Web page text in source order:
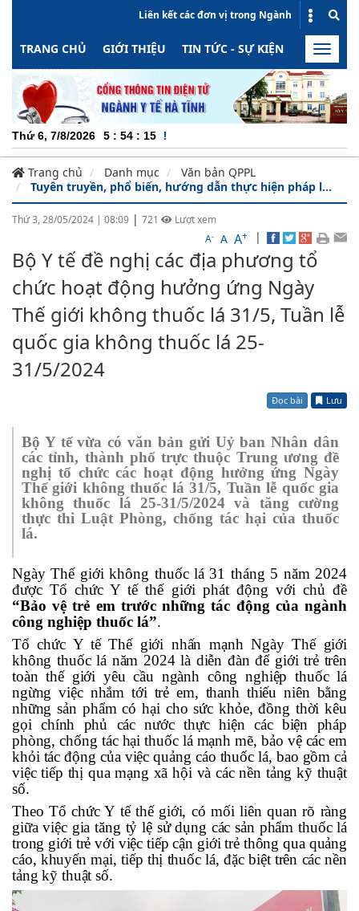
Liên kết các đơn vị trong Ngành
TRANG CHỦ GIỚI THIỆU TIN TỨC - SỰ KIỆN HOẠT
Toggle
Thứ 6, 7/8/2026 5 : 54 : 16
Trang chủ Danh mục
Văn bản QPPL
Tuyên truyền, phổ biến, hướng dẫn thực hiện pháp l...
Thứ 3, 28/05/2024 | 08:09 | 721
Lượt xem
A- A A+ |
Bộ Y tế đề nghị các địa phương tổ
chức hoạt động hưởng ứng Ngày
Thế giới không thuốc lá 31/5, Tuần lễ
quốc gia không thuốc lá 25-
31/5/2024
Đọc bài Lưu
Bộ Y tế vừa có văn bản gửi Uỷ ban Nhân dân
các tỉnh, thành phố trực thuộc Trung ương đề
nghị tổ chức các hoạt động hưởng ứng Ngày
Thế giới không thuốc lá 31/5, Tuần lễ quốc gia
không thuốc lá 25-31/5/2024 và tăng cường
thực thi Luật Phòng, chống tác hại của thuốc
lá.
Ngày Thế giới không thuốc lá 31 tháng 5 năm 2024
được Tổ chức Y tế thế giới phát động với chủ đề
“Bảo vệ trẻ em trước những tác động của ngành
công nghiệp thuốc lá”.
Tổ chức Y tế Thế giới nhấn mạnh Ngày Thế giới
khôngthuốc lá năm2024 là diễn đànđể giới trẻ trên
toàn thế giới yêu cầu ngành công nghiệp thuốc lá
ngừngviệc nhắm tới trẻ em, thanh thiếu niên bằng
nhữngsản phẩm có hại cho sức khỏe, đồng thời kêu
gọi chính phủ các nước thực hiện các biện pháp
phòng, chống tác hại thuốc lá mạnh mẽ, bảo vệ các em
khỏi tác động của việc quảng cáo thuốc lá, bao gồm cả
việc tiếp thị qua mạng xã hội và các nền tảngkỹ thuật
số.
Theo Tổ chức Y tế thế giới, có mối liên quan rõ ràng
giữa việc gia tăng tỷ lệ sử dụng các sản phẩm thuốc lá
trong giới trẻ với việc tiếp cận giới trẻ thông qua quảng
cáo, khuyến mại, tiếp thị thuốc lá, đặc biệt trên các nền
tảng kỹ thuật số.